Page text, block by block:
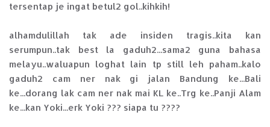
tersentap je ingat betul2 gol..kihkih!
alhamdulillah tak ade insiden tragis..kita kan
serumpun..tak best la gaduh2...sama2 guna bahasa
melayu..waluapun loghat lain tp still leh paham..kalo
gaduh2 cam ner nak gi jalan Bandung ke...Bali
ke...dorang lak cam ner nak mai KL ke..Trg ke..Panji Alam
ke...kan Yoki...erk Yoki ??? siapa tu ????